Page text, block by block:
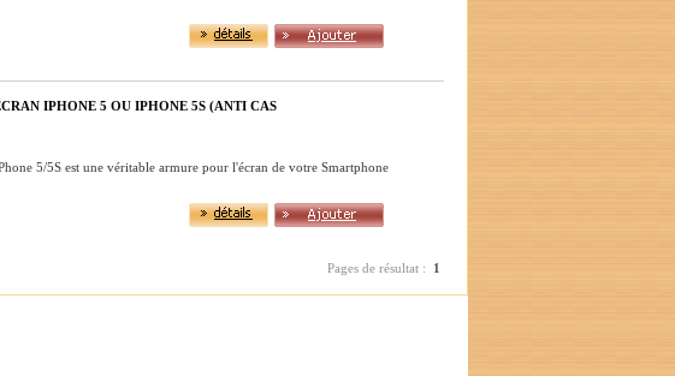
IPHONE 5 OU IPHONE 5S (ANTI CAS
5/5S est une véritable armure pour l'écran de votre Smartphone
Pages de résultat : 1